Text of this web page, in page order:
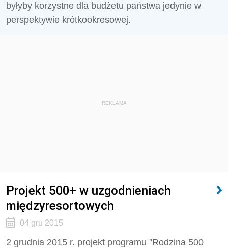
byłyby korzystne dla budżetu państwa jedynie w
perspektywie krótkookresowej.
REKLAMA
Projekt 500+ w uzgodnieniach
międzyresortowych
04 gru 2015
2 grudnia 2015 r. projekt programu "Rodzina 500